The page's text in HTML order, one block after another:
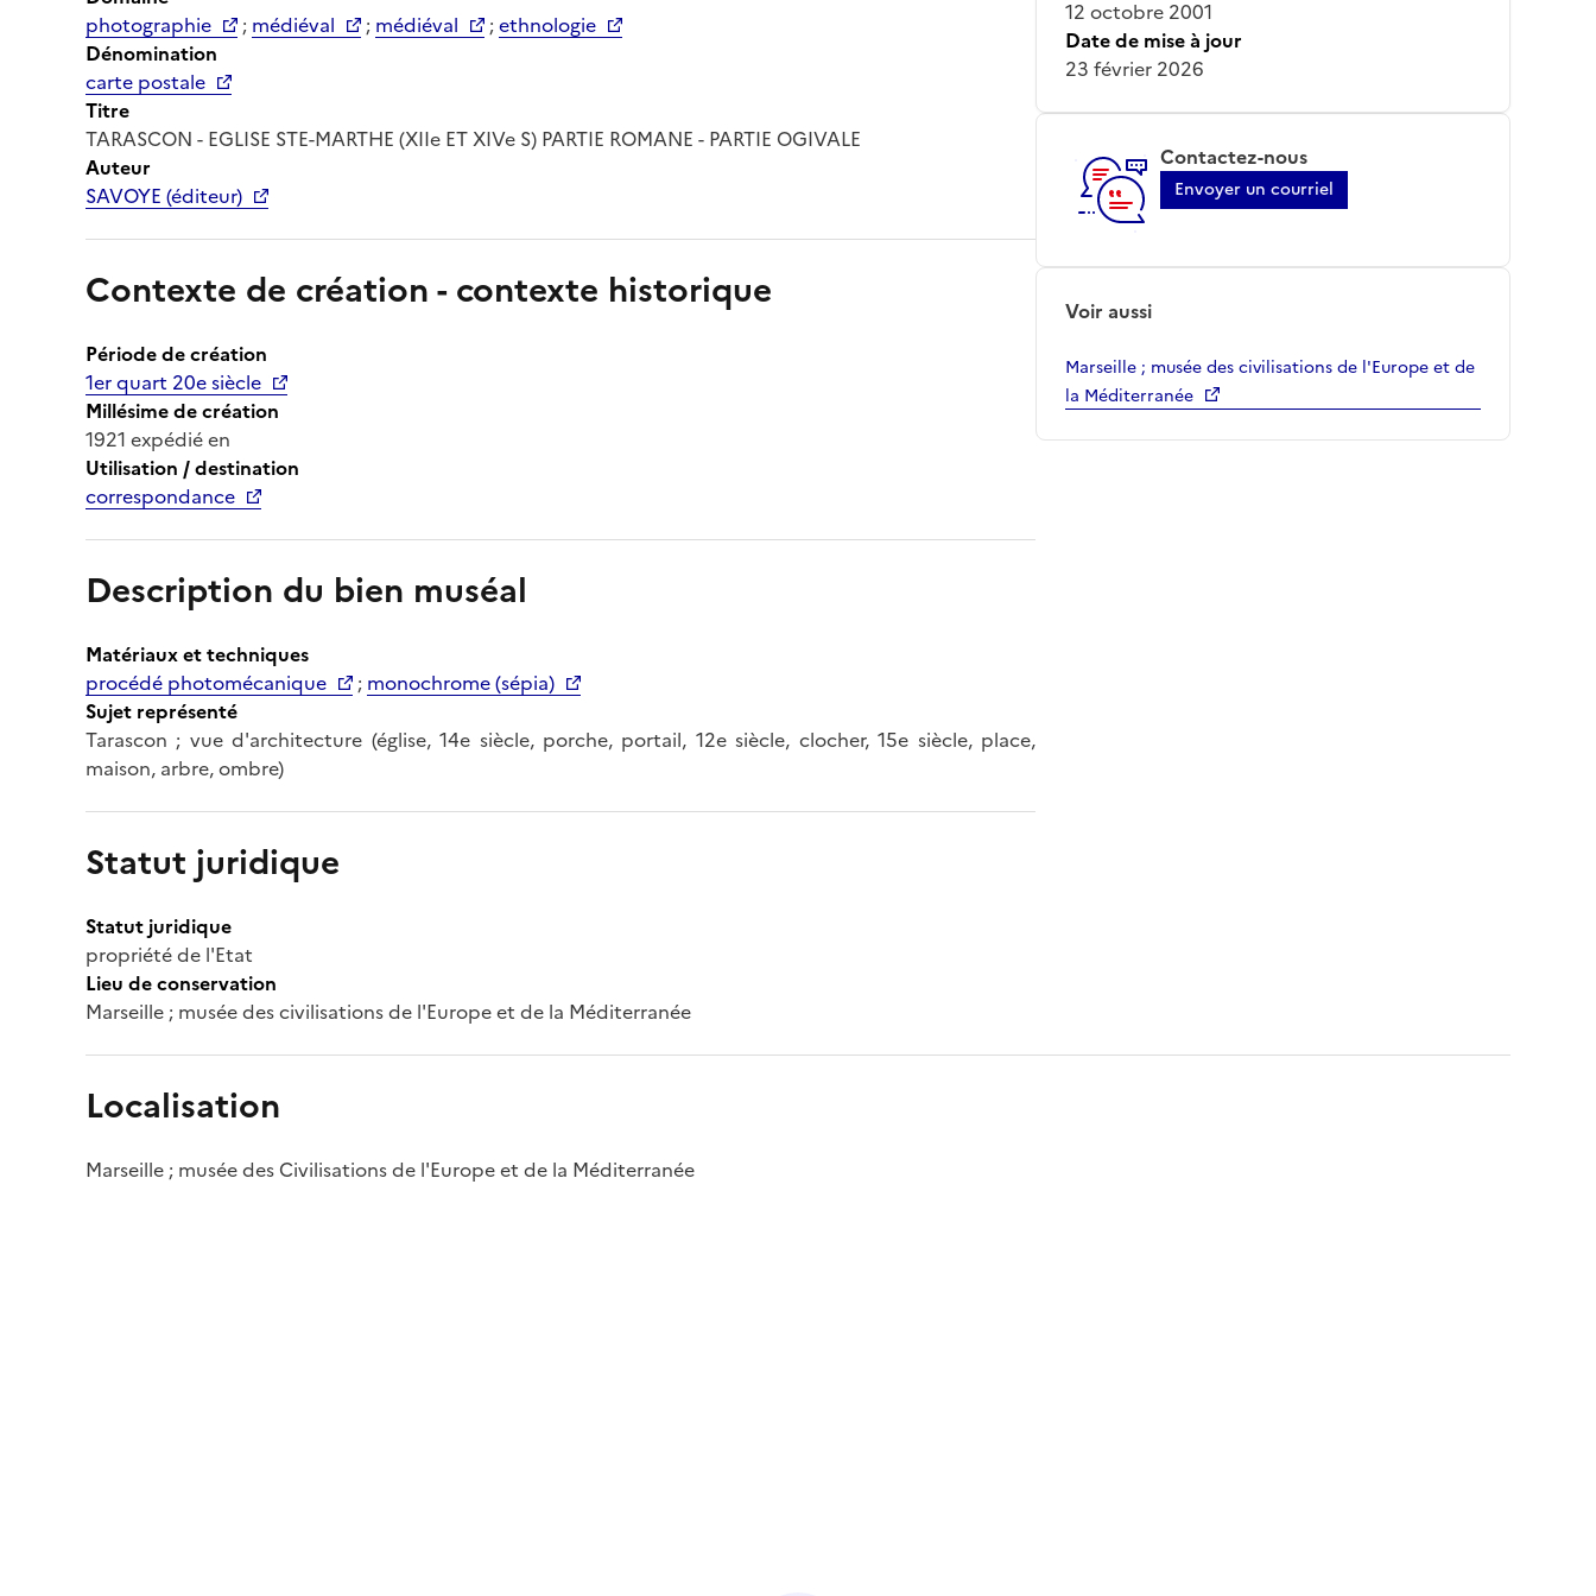
photographie
; médiéval ; médiéval ;ethnologie
Dénomination
carte postale
Titre
TARASCON - EGLISE STE-MARTHE (XIIe ET XIVe S) PARTIE ROMANE - PARTIE OGIVALE
Auteur
SAVOYE (éditeur)
Contexte de création - contexte historique
Période de création
1er quart 20e siècle
Millésime de création
1921 expédié en
Utilisation / destination
correspondance
Description du bien muséal
Matériaux et techniques
procédé photomécanique
; monochrome (sépia)
Sujet représenté
Tarascon ; vue d'architecture (église, 14e siècle, porche, portail, 12e siècle, clocher, 15e siècle, place,
maison, arbre, ombre)
Statut juridique
Statut juridique
propriété de l'Etat
Lieu de conservation
Marseille ; musée des civilisations de l'Europe et de la Méditerranée
12 octobre 2001
Date de mise à jour
23 février 2026
Contactez-nous
Envoyer un courriel
Voir aussi
Marseille ; musée des civilisations de l'Europe et de
la Méditerranée
Localisation
Marseille ; musée des Civilisations de l'Europe et de la Méditerranée